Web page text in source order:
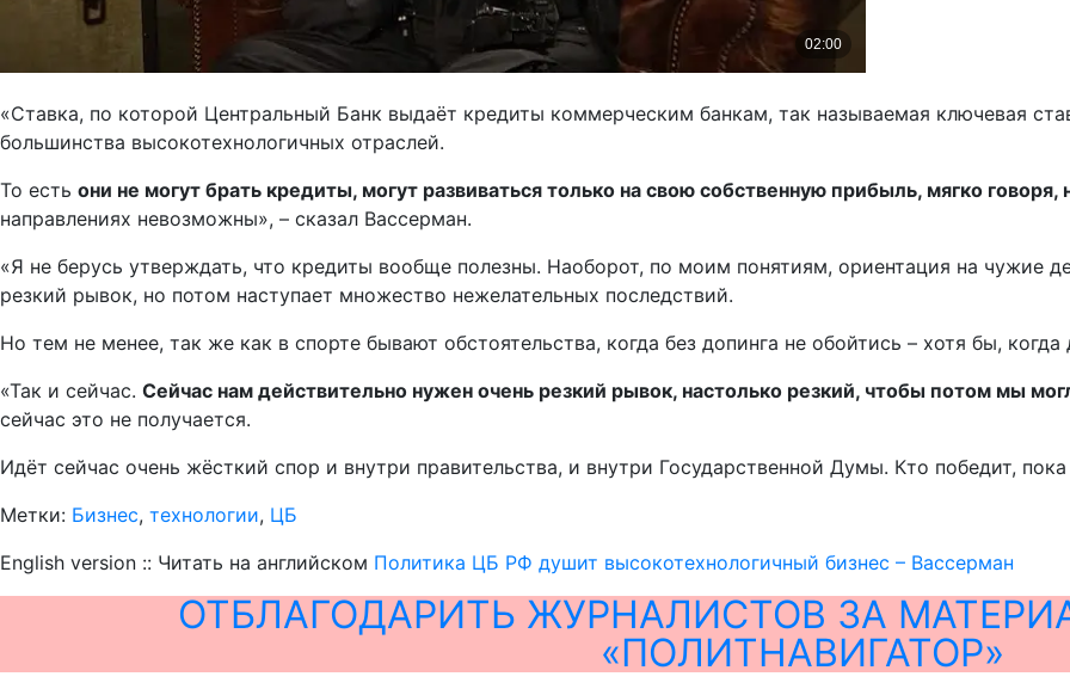
«Ставка, по которой Центральный Банк выдаёт кредиты коммерческим банкам, так называемая ключевая
большинства высокотехнологичных отраслей.
То есть они не могут брать кредиты, могут развиваться только на свою собственную прибыль, мягко говоря,
направлениях невозможны», – сказал Вассерман.
«Я не берусь утверждать, что кредиты вообще полезны. Наоборот, по моим понятиям, ориентация на чужие
резкий рывок, но потом наступает множество нежелательных последствий.
Но тем не менее, так же как в спорте бывают обстоятельства, когда без допинга не обойтись – хотя бы,
«Так и сейчас. Сейчас нам действительно нужен очень резкий рывок, настолько резкий, чтобы потом мы
сейчас это не получается.
Идёт сейчас очень жёсткий спор и внутри правительства, и внутри Государственной Думы. Кто победит, пока
Метки: Бизнес, технологии, ЦБ
English version :: Читать на английском Политика ЦБ РФ душит высокотехнологичный бизнес – Вассерман
ОТБЛАГОДАРИТЬ ЖУРНАЛИСТОВ ЗА
«ПОЛИТНАВИГАТОР»